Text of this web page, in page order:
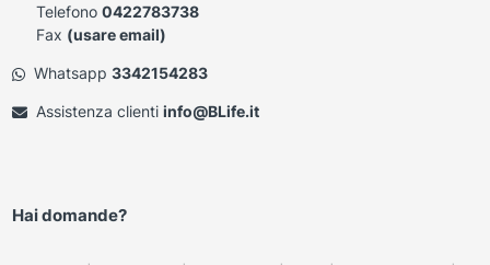
Telefono 0422783738
Fax (usare email)
Whatsapp 3342154283
Assistenza clienti info@BLife.it
Hai domande?